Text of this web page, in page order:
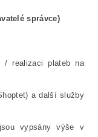
správce)
realizaci plateb na
a další služby
vypsány výše v